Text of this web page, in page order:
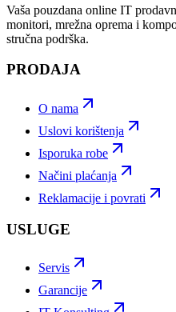
Vaša pouzdana online IT
monitori, mrežna oprema i
stručna podrška.
PRODAJA
O nama
Uslovi korištenja
Isporuka robe
Načini plaćanja
Reklamacije i povrati
USLUGE
Servis
Garancije